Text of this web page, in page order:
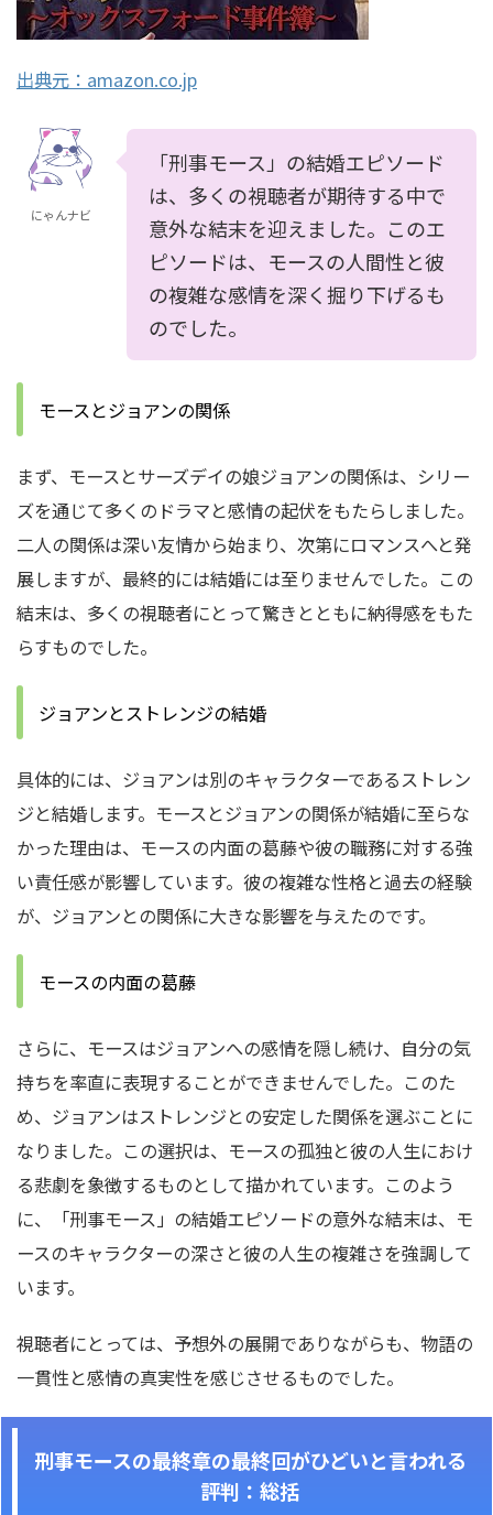
出典元：amazon.co.jp
にゃんナビ
「刑事モース」の結婚エピソード
は、多くの視聴者が期待する中で
意外な結末を迎えました。このエ
ピソードは、モースの人間性と彼
の複雑な感情を深く掘り下げるも
のでした。
モースとジョアンの関係
まず、モースとサーズデイの娘ジョアンの関係は、シリー
ズを通じて多くのドラマと感情の起伏をもたらしました。
二人の関係は深い友情から始まり、次第にロマンスへと発
展しますが、最終的には結婚には至りませんでした。 この
結末は、多くの視聴者にとって驚きとともに納得感をもた
らすものでした。
ジョアンとストレンジの結婚
具体的には、ジョアンは別のキャラクターであるストレン
ジと結婚します。 モースとジョアンの関係が結婚に至らな
かった理由は、モースの内面の葛藤や彼の職務に対する強
い責任感が影響しています。 彼の複雑な性格と過去の経験
が、ジョアンとの関係に大きな影響を与えたのです。
モースの内面の葛藤
さらに、モースはジョアンへの感情を隠し続け、自分の気
持ちを率直に表現することができませんでした。 このた
め、ジョアンはストレンジとの安定した関係を選ぶことに
なりました。 この選択は、モースの孤独と彼の人生におけ
る悲劇を象徴するものとして描かれています。 このよう
に、「刑事モース」の結婚エピソードの意外な結末は、モ
ースのキャラクターの深さと彼の人生の複雑さを強調して
います。
視聴者にとっては、予想外の展開でありながらも、物語の
一貫性と感情の真実性を感じさせるものでした。
刑事モースの最終章の最終回がひどいと言われる
評判：総括